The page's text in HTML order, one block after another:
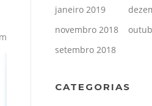
janeiro 2019
novembro 2018
setembro 2018
CATEGORIAS